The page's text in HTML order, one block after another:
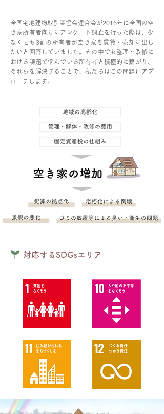
全国宅地建物取引業協会連合会が2016年に全国の空
き家所有者向けにアンケート調査を行った際は、少
なくとも3割の所有者が空き家を賃貸・売却に出し
たいと回答していました。その中でも整理・改修に
おける課題で悩んでいる所有者と積極的に繋がり、
それらを解決することで、私たちはこの問題にアプ
ローチします。
対応するSDGsエリア